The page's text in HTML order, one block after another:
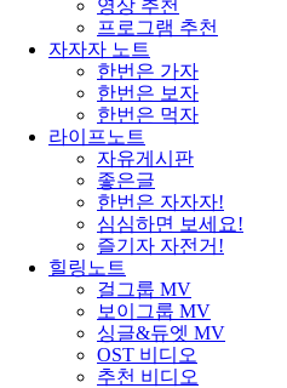
영상 추천
프로그램 추천
자자자 노트
한번은 가자
한번은 보자
한번은 먹자
라이프노트
자유게시판
좋은글
한번은 자자자!
심심하면 보세요!
즐기자 자전거!
힐링노트
걸그룹 MV
보이그룹 MV
싱글&듀엣 MV
OST 비디오
추천 비디오